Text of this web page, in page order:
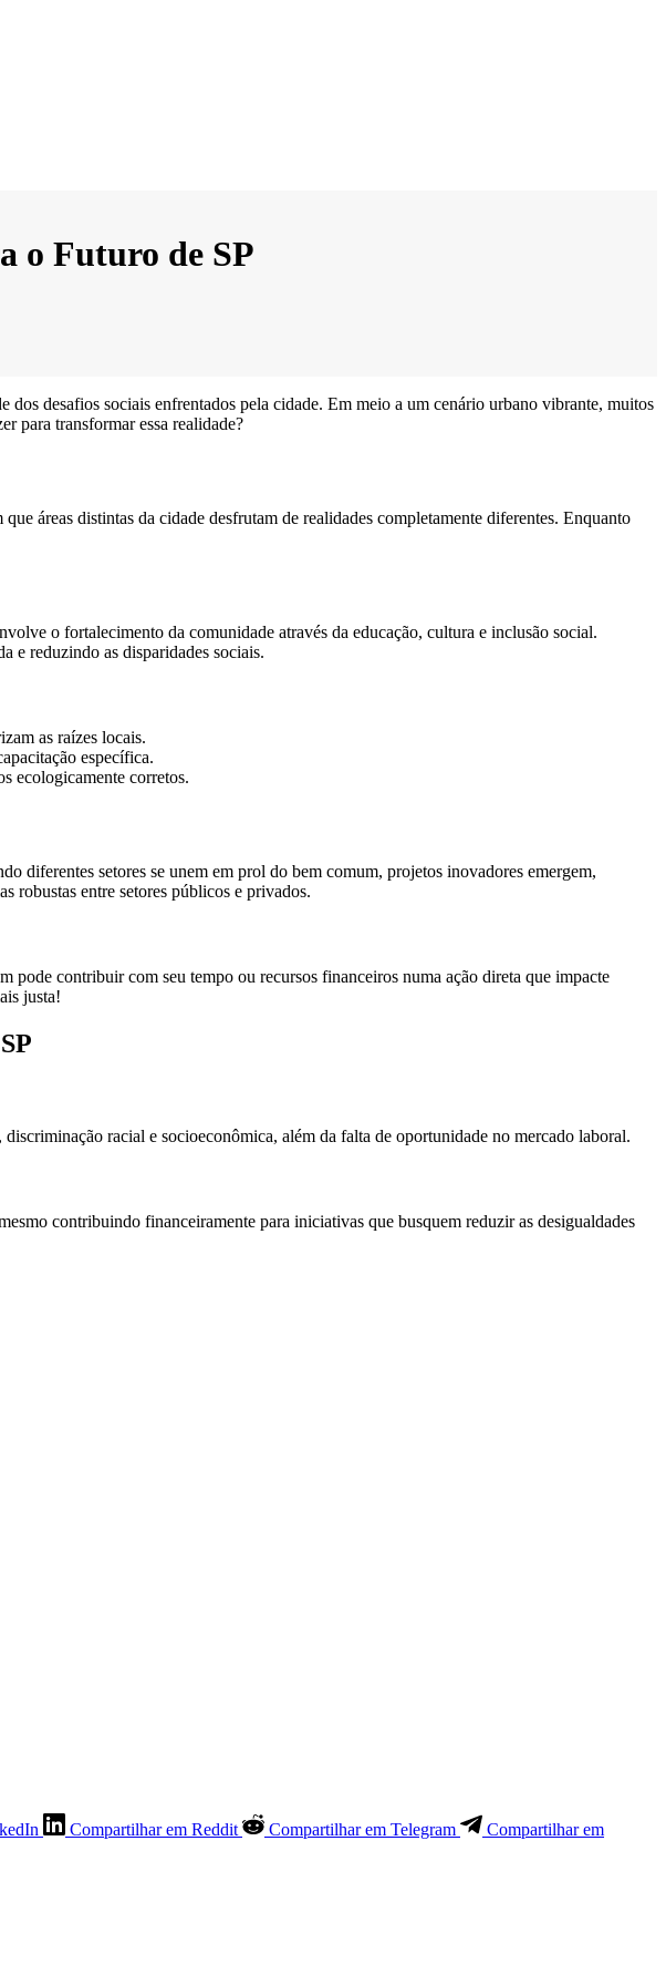
o Futuro de SP
dos desafios sociais enfrentados pela cidade. Em meio a um cenário urbano vibrante, muitos
para transformar essa realidade?
áreas distintas da cidade desfrutam de realidades completamente diferentes. Enquanto
o fortalecimento da comunidade através da educação, cultura e inclusão social.
e reduzindo as disparidades sociais.
as raízes locais.
específica.
ecologicamente corretos.
diferentes setores se unem em prol do bem comum, projetos inovadores emergem,
robustas entre setores públicos e privados.
contribuir com seu tempo ou recursos financeiros numa ação direta que impacte
justa!
racial e socioeconômica, além da falta de oportunidade no mercado laboral.
contribuindo financeiramente para iniciativas que busquem reduzir as desigualdades
Compartilhar em Reddit Compartilhar em Telegram
Compartilhar em